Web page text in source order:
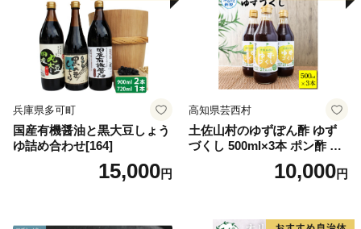
兵庫県多可町
国産有機醤油と黒大豆しょう
ゆ詰め合わせ[164]
15,000円
高知県芸西村
土佐山村のゆずぽん酢 ゆず
づくし 500ml×3本 ポン酢 ポ
ンズ ゆず 柚子 調味料 さっぱ
り 美味しい おいしい 鍋 しゃ
10,000円